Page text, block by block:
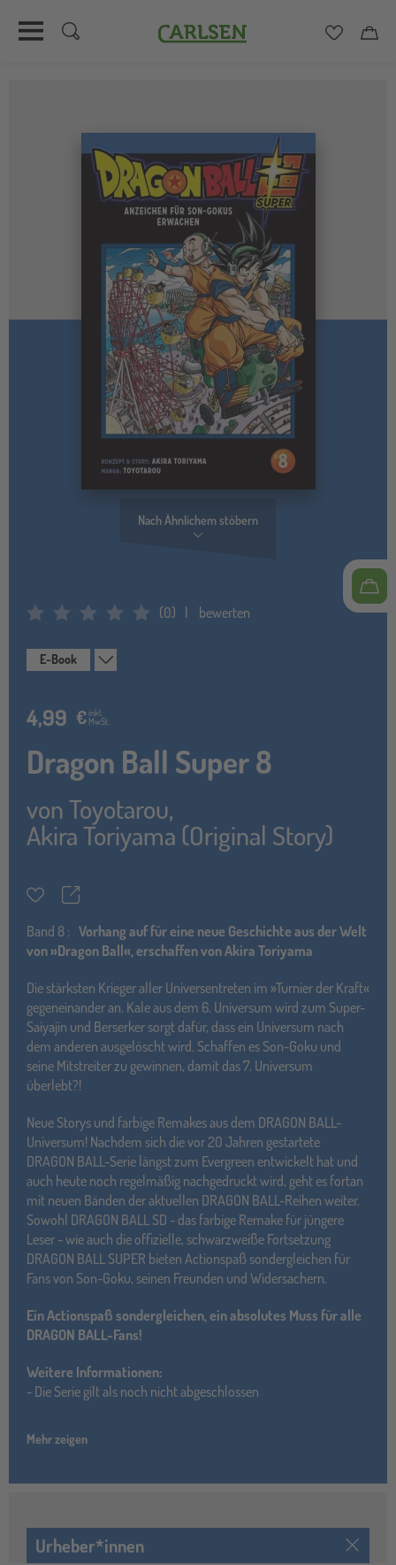
Carlsen
Nach Ähnlichem stöbern
Average Rating: 0 (0) bewerten
E-Book
4,99 €inkl.
MwSt.
Dragon Ball Super 8
vonToyotarou,
Akira Toriyama (Original Story)
MerkzettelTeilen
Band 8 : Vorhang auf für eine neue Geschichte aus der Welt
von »Dragon Ball«, erschaffen von Akira Toriyama
Die stärksten Krieger aller Universentreten im »Turnier der Kraft«
gegeneinander an. Kale aus dem 6. Universum wird zum Super-
Saiyajin und Berserker sorgt dafür, dass ein Universum nach
dem anderen ausgelöscht wird. Schaffen es Son-Goku und
seine Mitstreiter zu gewinnen, damit das 7. Universum
überlebt?!
Neue Storys und farbige Remakes aus dem DRAGON BALL-
Universum! Nachdem sich die vor 20 Jahren gestartete
DRAGON BALL-Serie längst zum Evergreen entwickelt hat und
auch heute noch regelmäßig nachgedruckt wird, geht es fortan
mit neuen Bänden der aktuellen DRAGON BALL-Reihen weiter.
Sowohl DRAGON BALL SD - das farbige Remake für jüngere
Leser - wie auch die offizielle, schwarzweiße Fortsetzung
DRAGON BALL SUPER bieten Actionspaß sondergleichen für
Fans von Son-Goku, seinen Freunden und Widersachern.
Ein Actionspaß sondergleichen, ein absolutes Muss für alle
DRAGON BALL-Fans!
Weitere Informationen:
- Die Serie gilt als noch nicht abgeschlossen
Mehr zeigen
Urheber*innen